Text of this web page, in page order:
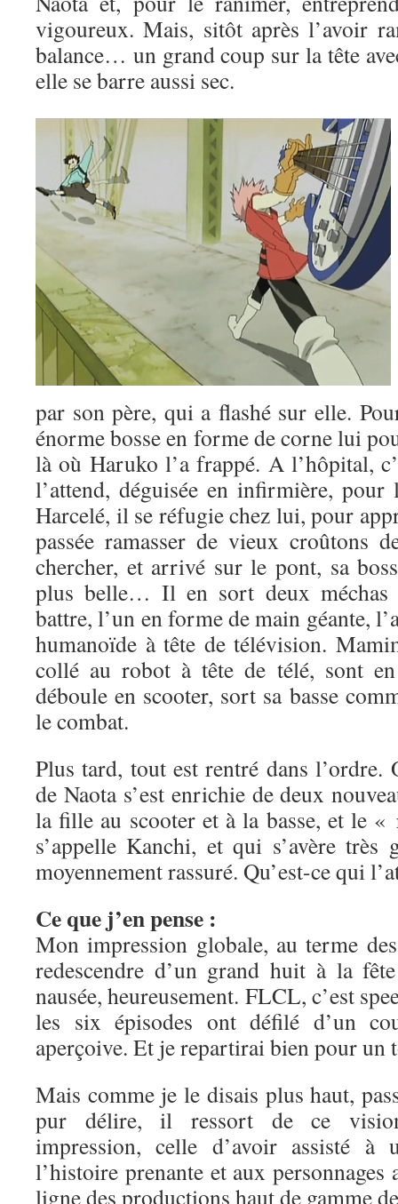
vigoureux. Mais, sitôt après l’avoir
balance… un grand coup sur la tête
elle se barre aussi sec.
par son père, qui a flashé sur elle.
énorme bosse en forme de corne lui
là où Haruko l’a frappé. A l’hôpital,
l’attend, déguisée en infirmière,
Harcelé, il se réfugie chez lui, pour
passée ramasser de vieux croûtons
chercher, et arrivé sur le pont, sa
plus belle… Il en sort deux méchas
battre, l’un en forme de main géante,
humanoïde à tête de télévision.
collé au robot à tête de télé, sont
déboule en scooter, sort sa basse
le combat.
Plus tard, tout est rentré dans
de Naota s’est enrichie de deux
la fille au scooter et à la basse, et le
s’appelle Kanchi, et qui s’avère très
moyennement rassuré. Qu’est-ce qui
Ce que j’en pense :
Mon impression globale, au terme
redescendre d’un grand huit à la
nausée, heureusement. FLCL, c’est
les six épisodes ont défilé d’un
aperçoive. Et je repartirai bien pour un
Mais comme je le disais plus haut,
pur délire, il ressort de ce
impression, celle d’avoir assisté à
l’histoire prenante et aux personnages
ligne des productions haut de gamme